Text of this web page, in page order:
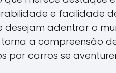
e facilidade
desejam adentrar o
a compreensão
por carros se